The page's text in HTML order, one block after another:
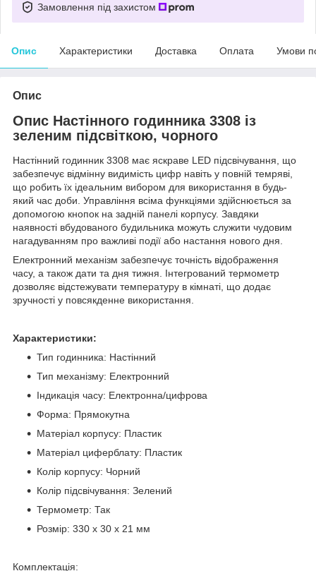
Замовлення під захистом
Опис Характеристики Доставка Оплата Умови
Опис
Опис Настінного годинника 3308 із
зеленим підсвіткою, чорного
Настінний годинник 3308 має яскраве LED підсвічування, що
забезпечує відмінну видимість цифр навіть у повній темряві,
що робить їх ідеальним вибором для використання в будь-
який час доби. Управління всіма функціями здійснюється за
допомогою кнопок на задній панелі корпусу. Завдяки
наявності вбудованого будильника можуть служити чудовим
нагадуванням про важливі події або настання нового дня.
Електронний механізм забезпечує точність відображення
часу, а також дати та дня тижня. Інтегрований термометр
дозволяє відстежувати температуру в кімнаті, що додає
зручності у повсякденне використання.
Характеристики:
Тип годинника: Настінний
Тип механізму: Електронний
Індикація часу: Електронна/цифрова
Форма: Прямокутна
Матеріал корпусу: Пластик
Матеріал циферблату: Пластик
Колір корпусу: Чорний
Колір підсвічування: Зелений
Термометр: Так
Розмір: 330 х 30 х 21 мм
Комплектація: